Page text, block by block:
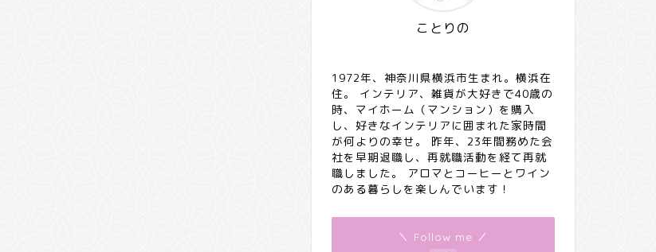
ことりの
1972年、神奈川県横浜市生まれ。横浜在
住。 インテリア、雑貨が大好きで40歳の
時、マイホーム（マンション）を購入
し、好きなインテリアに囲まれた家時間
が何よりの幸せ。 昨年、23年間務めた会
社を早期退職し、再就職活動を経て再就
職しました。 アロマとコーヒーとワイン
のある暮らしを楽しんでいます！
＼ Follow me ／